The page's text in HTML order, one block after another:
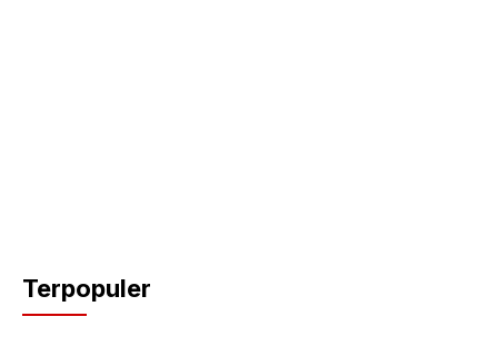
Terpopuler